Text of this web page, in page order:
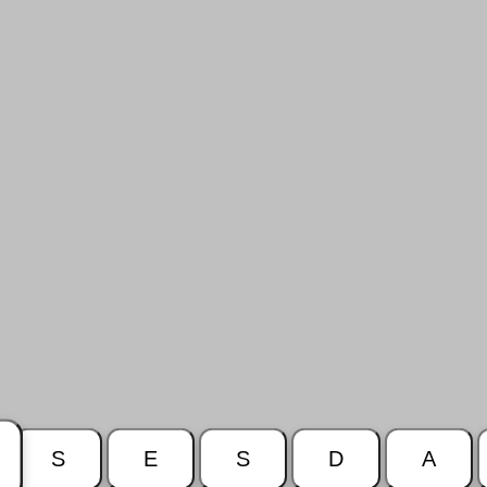
S E S D A